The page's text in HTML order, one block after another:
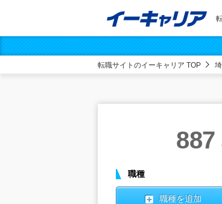
転職サイトのイーキャリア TOP
887
職種
職種を追加